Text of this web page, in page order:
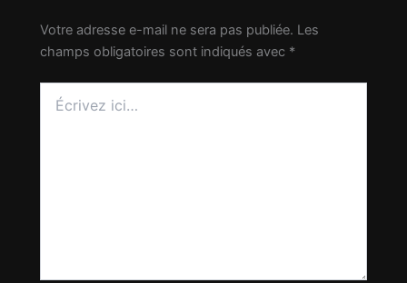
Votre adresse e-mail ne sera pas publiée. Les
champs obligatoires sont indiqués avec *
ici…